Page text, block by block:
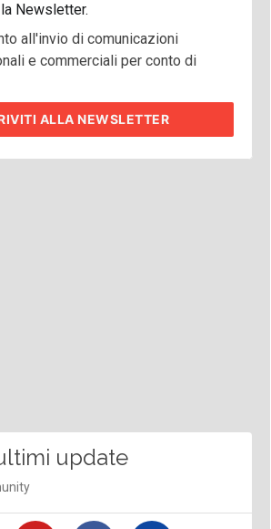
Newsletter.
all'invio di comunicazioni
e commerciali per conto di
ALLA NEWSLETTER
update